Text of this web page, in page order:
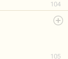
104
105